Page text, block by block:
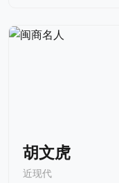
胡文虎
近现代